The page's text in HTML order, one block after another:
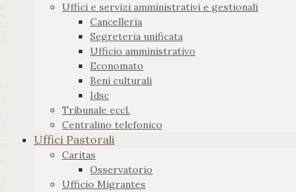
Uffici e servizi amministrativi e gestionali
Cancelleria
Segreteria unificata
Ufficio amministrativo
Economato
Beni culturali
Idsc
Tribunale eccl.
Centralino telefonico
Uffici Pastorali
Caritas
Osservatorio
Ufficio Migrantes